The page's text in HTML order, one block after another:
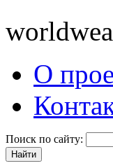
О
Поиск по сайту: